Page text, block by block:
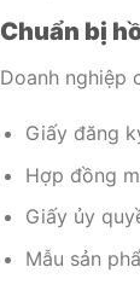
Chuẩn bị
Doanh nghiệp
Giấy đăng
Hợp đồng
Giấy ủy
Mẫu sản